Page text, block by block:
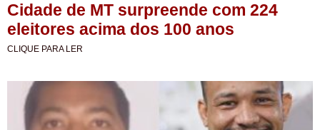
Cidade de MT surpreende com 224
eleitores acima dos 100 anos
CLIQUE PARA LER